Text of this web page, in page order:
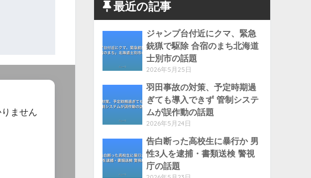
ません
最近の記事
ジャンプ台付近にクマ、緊急
銃猟で駆除 合宿のまち北海道
士別市の話題
2026年5月25日
羽田事故の対策、予定時期過
ぎても導入できず 管制システ
ムが誤作動の話題
2026年5月24日
告白断った高校生に暴行か 男
性3人を逮捕・書類送検 警視
庁の話題